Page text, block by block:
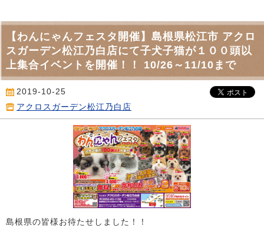
【わんにゃんフェスタ開催】島根県松江市 アクロ
スガーデン松江乃白店にて子犬子猫が１００頭以
上集合イベントを開催！！ 10/26～11/10まで
2019-10-25
アクロスガーデン松江乃白店
島根県の皆様お待たせしました！！